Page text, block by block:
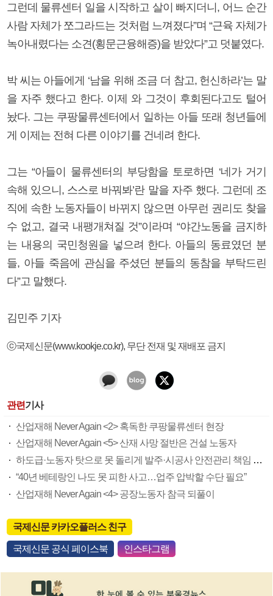
그런데 물류센터 일을 시작하고 살이 빠지더니, 어느 순간
사람 자체가 쪼그라드는 것처럼 느껴졌다”며 “근육 자체가
녹아내렸다는 소견(횡문근융해증)을 받았다”고 덧붙였다.
박 씨는 아들에게 ‘남을 위해 조금 더 참고, 헌신하라’는 말
을 자주 했다고 한다. 이제 와 그것이 후회된다고도 털어
놨다. 그는 쿠팡물류센터에서 일하는 아들 또래 청년들에
게 이제는 전혀 다른 이야기를 건네려 한다.
그는 “아들이 물류센터의 부당함을 토로하면 ‘네가 거기
속해 있으니, 스스로 바꿔봐’란 말을 자주 했다. 그런데 조
직에 속한 노동자들이 바뀌지 않으면 아무런 권리도 찾을
수 없고, 결국 내팽개쳐질 것”이라며 “야간노동을 금지하
는 내용의 국민청원을 넣으려 한다. 아들의 동료였던 분
들, 아들 죽음에 관심을 주셨던 분들의 동참을 부탁드린
다”고 말했다.
김민주 기자
ⓒ국제신문(www.kookje.co.kr), 무단 전재 및 재배포 금지
관련기사
산업재해 Never Again <2> 혹독한 쿠팡물류센터 현장
산업재해 Never Again <5> 산재 사망 절반은 건설 노동자
하도급·노동자 탓으로 못 돌리게 발주·시공사 안전관리 책임 부여
“40년 베테랑인 나도 못 피한 사고…업주 압박할 수단 필요”
산업재해 Never Again <4> 공장노동자 참극 되풀이
국제신문 카카오플러스 친구
국제신문 공식 페이스북 인스타그램